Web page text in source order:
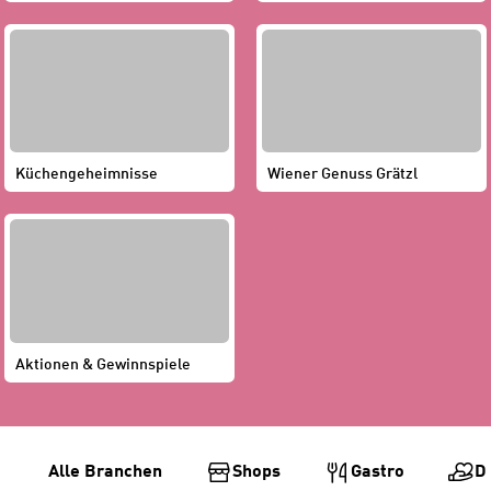
Küchengeheimnisse Wiener Genuss Grätzl
Aktionen & Gewinnspiele
Alle Branchen Shops Gastro